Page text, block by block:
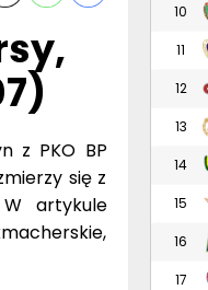
z PKO BP
się z
artykule
10
11
12
13
14
15
16
17